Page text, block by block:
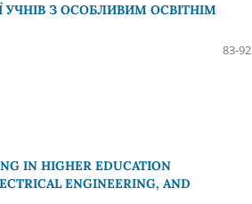
УЧНІВ З ОСОБЛИВИМ ОСВІТНІМ
83-92
IN HIGHER EDUCATION
ENGINEERING, AND